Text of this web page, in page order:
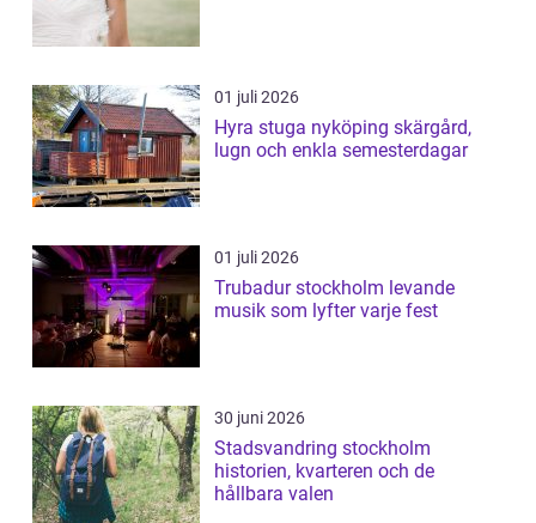
01 juli 2026
Hyra stuga nyköping skärgård,
lugn och enkla semesterdagar
01 juli 2026
Trubadur stockholm levande
musik som lyfter varje fest
30 juni 2026
Stadsvandring stockholm
historien, kvarteren och de
hållbara valen